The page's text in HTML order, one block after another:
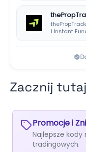
i Instant
Zacznij tutaj
Promocje i
Najlepsze
tradingowych.